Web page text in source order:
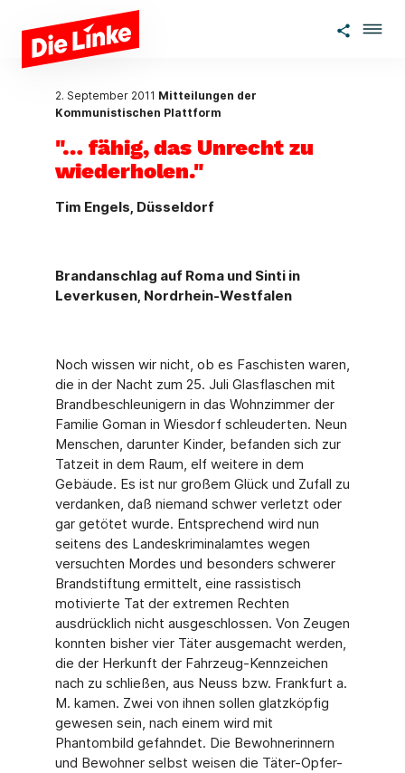
Zum Hauptinhalt springen
2. September 2011 Mitteilungen der
Kommunistischen Plattform
"… fähig, das Unrecht zu
wiederholen."
Tim Engels, Düsseldorf
Brandanschlag auf Roma und Sinti in
Leverkusen, Nordrhein-Westfalen
Noch wissen wir nicht, ob es Faschisten waren,
die in der Nacht zum 25. Juli Glasflaschen mit
Brandbeschleunigern in das Wohnzimmer der
Familie Goman in Wiesdorf schleuderten. Neun
Menschen, darunter Kinder, befanden sich zur
Tatzeit in dem Raum, elf weitere in dem
Gebäude. Es ist nur großem Glück und Zufall zu
verdanken, daß niemand schwer verletzt oder
gar getötet wurde. Entsprechend wird nun
seitens des Landeskriminalamtes wegen
versuchten Mordes und besonders schwerer
Brandstiftung ermittelt, eine rassistisch
motivierte Tat der extremen Rechten
ausdrücklich nicht ausgeschlossen. Von Zeugen
konnten bisher vier Täter ausgemacht werden,
die der Herkunft der Fahrzeug-Kennzeichen
nach zu schließen, aus Neuss bzw. Frankfurt a.
M. kamen. Zwei von ihnen sollen glatzköpfig
gewesen sein, nach einem wird mit
Phantombild gefahndet. Die Bewohnerinnern
und Bewohner selbst weisen die Täter-Opfer-